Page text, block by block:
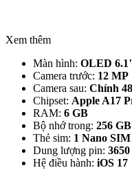
Xem thêm
Màn hình: OLED
Camera trước: 12 MP
Camera sau: Chính
Chipset: Apple A17
RAM: 6 GB
Bộ nhớ trong: 256 GB
Thẻ sim: 1 Nano
Dung lượng pin:
Hệ điều hành: iOS 17